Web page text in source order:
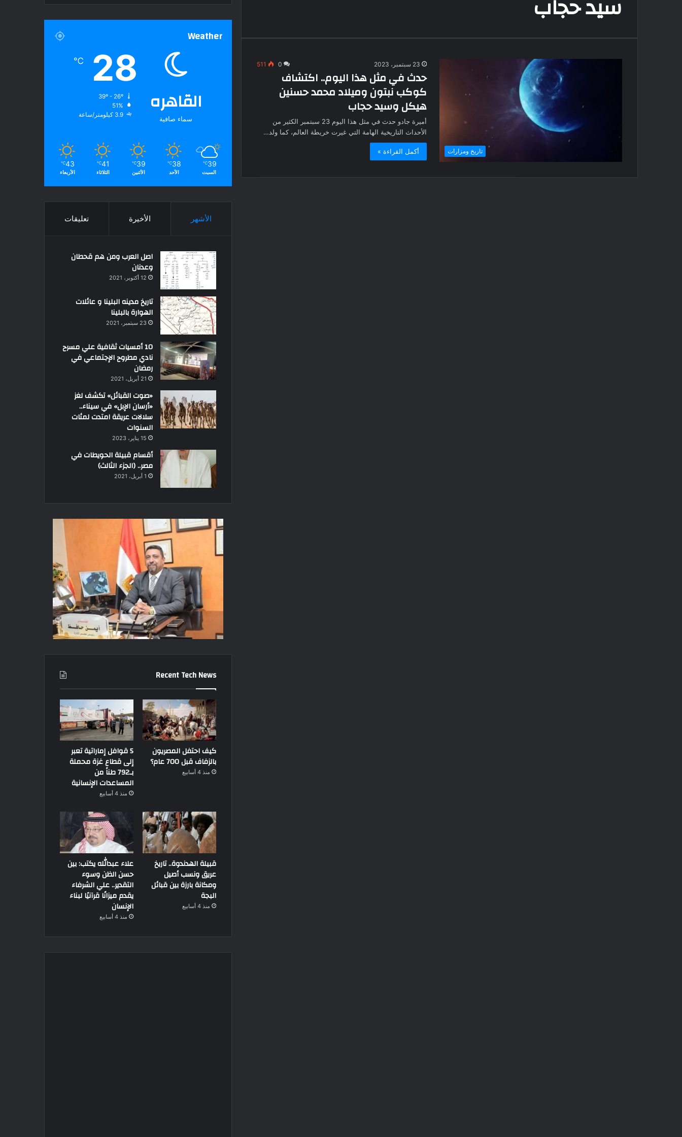
سيد حجاب
تاريخ ومزارات
23 سبتمبر، 2023 0
511
حدث في مثل هذا اليوم.. اكتشاف
كوكب نبتون وميلاد محمد حسنين
هيكل وسيد حجاب
أميرة جادو حدث في مثل هذا اليوم 23 سبتمبر الكثير من
الأحداث التاريخية الهامة التي غيرت خريطة العالم، كما ولد…
أكمل القراءة »
Weather
القاهره
سماء صافية
28
℃
51%
3.9 كيلومتر/ساعة
39
℃
السبت
38
℃
الأحد
39
℃
الأثنين
41
℃
الثلاثاء
43
℃
الأربعاء
الأشهر الأخيرة تعليقات
اصل العرب ومن هم قحطان
وعدنان
12 أكتوبر، 2021
تاريخ مدينه البلينا و عائلات
الهوارة بالبلينا
23 سبتمبر، 2021
10 أمسيات ثقافية علي مسرح
نادي مطروح الإجتماعي في
رمضان
21 أبريل، 2021
«صوت القبائل» تكشف لغز
«أرسان الإبل» في سيناء..
سلالات عريقة امتدت لمئات
السنوات
15 يناير، 2023
أقسام قبيلة الحويطات في
مصر.. (الجزء الثالث)
1 أبريل، 2021
Recent Tech News
كيف احتفل المصريون
بالزفاف قبل 700 عام؟
منذ 4 أسابيع
5 قوافل إماراتية تعبر
إلى قطاع غزة محملة
بـ792 طناً من
المساعدات الإنسانية
منذ 4 أسابيع
قبيلة الهدندوة.. تاريخ
عريق ونسب أصيل
ومكانة بارزة بين قبائل
البجة
منذ 4 أسابيع
علاء عبدالله يكتب: بين
حسن الظن وسوء
التقدير.. علي الشرفاء
يقدم ميزانًا قرآنيًا لبناء
الإنسان
منذ 4 أسابيع